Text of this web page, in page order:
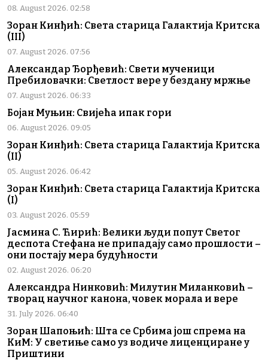
08. August 2026. 02:58
Зоран Кинђић: Света старица Галактија Критска
(III)
07. August 2026. 07:56
Александар Ђорђевић: Свети мученици
Пребиловачки: Светлост вере у бездану мржње
07. August 2026. 06:33
Бојан Муњин: Свијећа ипак гори
06. August 2026. 09:05
Зоран Кинђић: Света старица Галактија Критска
(II)
05. August 2026. 06:42
Зоран Кинђић: Света старица Галактија Критска
(I)
03. August 2026. 05:59
Јасмина С. Ћирић: Велики људи попут Светог
деспота Стефана не припадају само прошлости –
они постају мера будућности
02. August 2026. 06:20
Александра Нинковић: Милутин Миланковић –
творац научног канона, човек морала и вере
31. July 2026. 06:40
Зоран Шапоњић: Шта се Србима још спрема на
КиМ: У светиње само уз водиче лиценциране у
Приштини